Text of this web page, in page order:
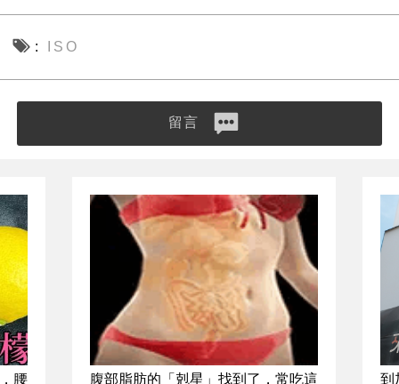
ISO
留言
腰
腹部脂肪的「剋星」找到了，常吃這
到